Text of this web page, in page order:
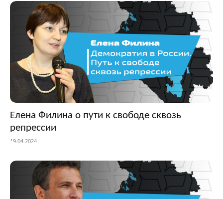
Елена Филина о пути к свободе сквозь
репрессии
19.04.2024